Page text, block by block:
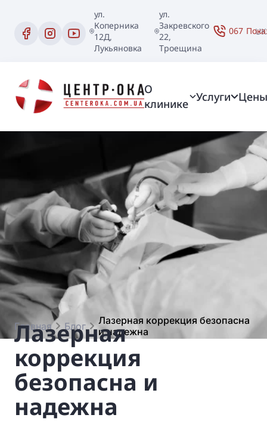
ул.
Коперника
12Д,
Лукьяновка
ул.
Закревского
22,
Троещина
067 UK
О
клинике
Услуги Цены
Главная Блог
Лазерная коррекция безопасна
и надежна
Лазерная
коррекция
безопасна и
надежна